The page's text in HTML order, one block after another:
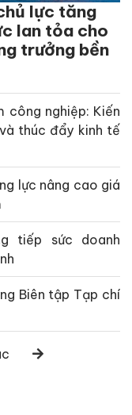
lực tăng
lan tỏa cho
trưởng bền
công nghiệp: Kiến
thúc đẩy kinh tế
lực nâng cao giá
tiếp sức doanh
Biên tập Tạp chí